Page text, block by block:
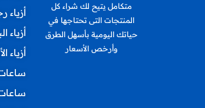
متكامل يتيح لك شراء كل
المنتجات التى تحتاجها في
حياتك اليومية بأسهل الطرق
وأرخص الأسعار
أزياء
أزياء
أزياء